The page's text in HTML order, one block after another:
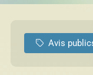
Avis